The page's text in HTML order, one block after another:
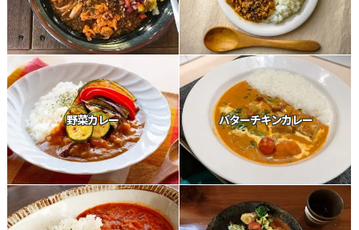
野菜カレー バターチキンカレー